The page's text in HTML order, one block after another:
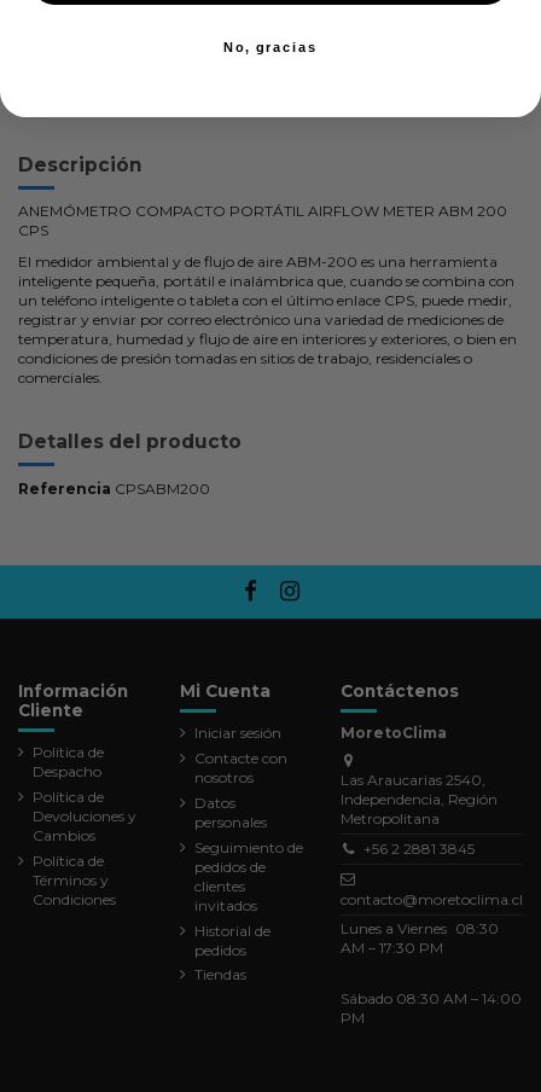
Descripción
ANEMÓMETRO COMPACTO PORTÁTIL AIRFLOW METER ABM 200
CPS
El medidor ambiental y de flujo de aire ABM-200 es una herramienta
inteligente pequeña, portátil e inalámbrica que, cuando se combina con
un teléfono inteligente o tableta con el último enlace CPS, puede medir,
registrar y enviar por correo electrónico una variedad de mediciones de
temperatura, humedad y flujo de aire en interiores y exteriores, o bien en
condiciones de presión tomadas en sitios de trabajo, residenciales o
comerciales.
Detalles del producto
Referencia CPSABM200
Información
Cliente
Política de
Despacho
Política de
Devoluciones y
Cambios
Política de
Términos y
Condiciones
Mi Cuenta
Iniciar sesión
Contacte con
nosotros
Datos
personales
Seguimiento de
pedidos de
clientes
invitados
Historial de
pedidos
Tiendas
Contáctenos
MoretoClima
Las Araucarias 2540,
Independencia, Región
Metropolitana
+56 2 2881 3845
contacto@moretoclima.cl
Lunes a Viernes 08:30
AM – 17:30 PM
Sábado 08:30 AM – 14:00
PM
No, gracias